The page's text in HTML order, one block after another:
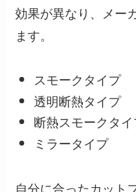
効果が異なり、メー
ます。
スモークタイプ
透明断熱タイプ
断熱スモークタ
ミラータイプ
自分に合ったカット